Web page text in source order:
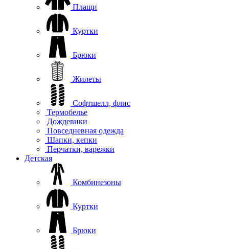
Плащи
Куртки
Брюки
Жилеты
Софтшелл, флис
Термобелье
Дождевики
Повседневная одежда
Шапки, кепки
Перчатки, варежки
Детская
Комбинезоны
Куртки
Брюки